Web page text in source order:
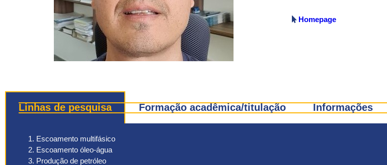
Homepage
Linhas de pesquisa Formação acadêmica/titulação Informações
Escoamento multifásico
Escoamento óleo-água
Produção de petróleo